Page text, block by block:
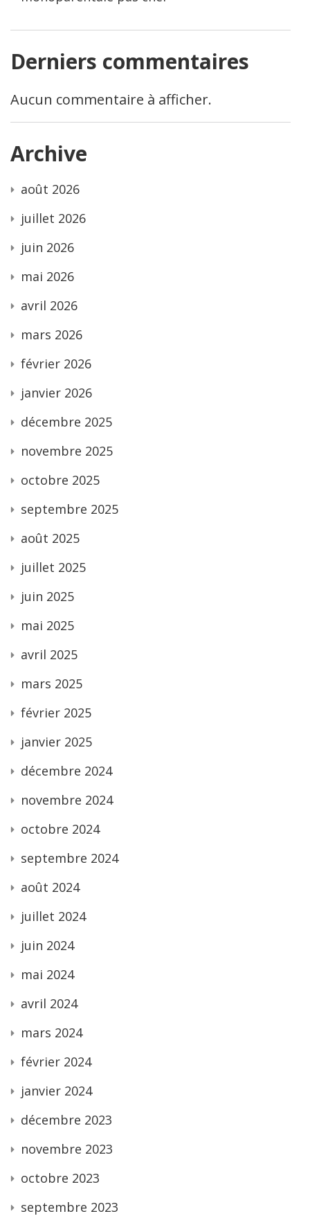
Derniers commentaires
Aucun commentaire à afficher.
Archive
août 2026
juillet 2026
juin 2026
mai 2026
avril 2026
mars 2026
février 2026
janvier 2026
décembre 2025
novembre 2025
octobre 2025
septembre 2025
août 2025
juillet 2025
juin 2025
mai 2025
avril 2025
mars 2025
février 2025
janvier 2025
décembre 2024
novembre 2024
octobre 2024
septembre 2024
août 2024
juillet 2024
juin 2024
mai 2024
avril 2024
mars 2024
février 2024
janvier 2024
décembre 2023
novembre 2023
octobre 2023
septembre 2023